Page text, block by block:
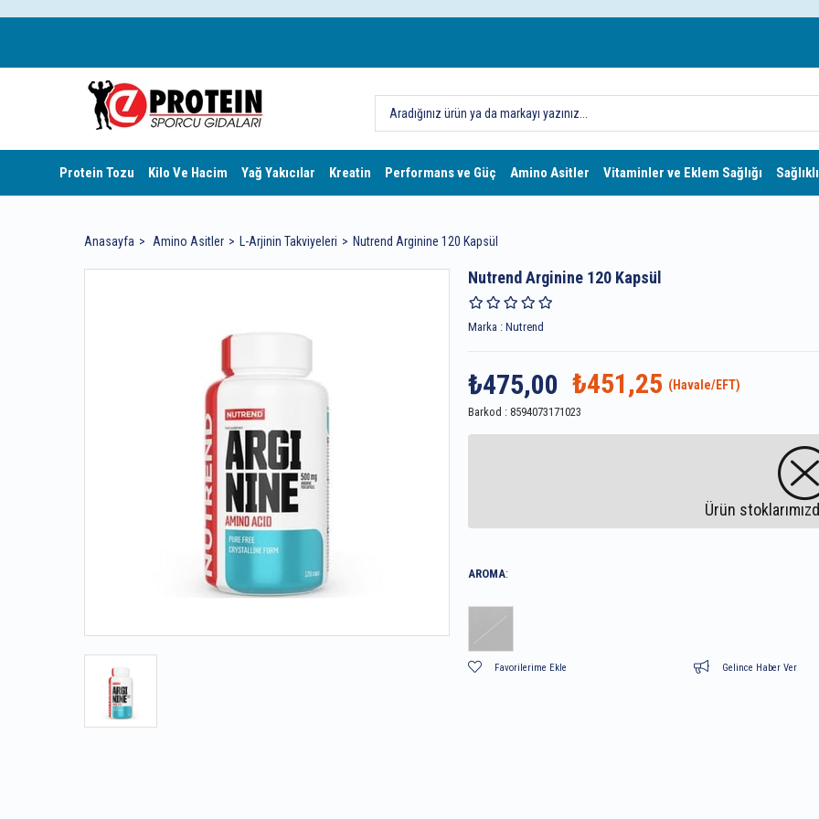
Protein Tozu Kilo Ve Hacim Yağ Yakıcılar Kreatin Performans ve Güç Amino Asitler Vitaminler ve Eklem Sağlığı
Anasayfa Amino Asitler L-Arjinin Takviyeleri Nutrend Arginine 120 Kapsül
Nutrend Arginine 120 Kapsül
Marka : Nutrend
₺475,00 ₺451,25
Barkod : 8594073171023
Ürün
AROMA:
Favorilerime Ekle Gelince Haber Ver